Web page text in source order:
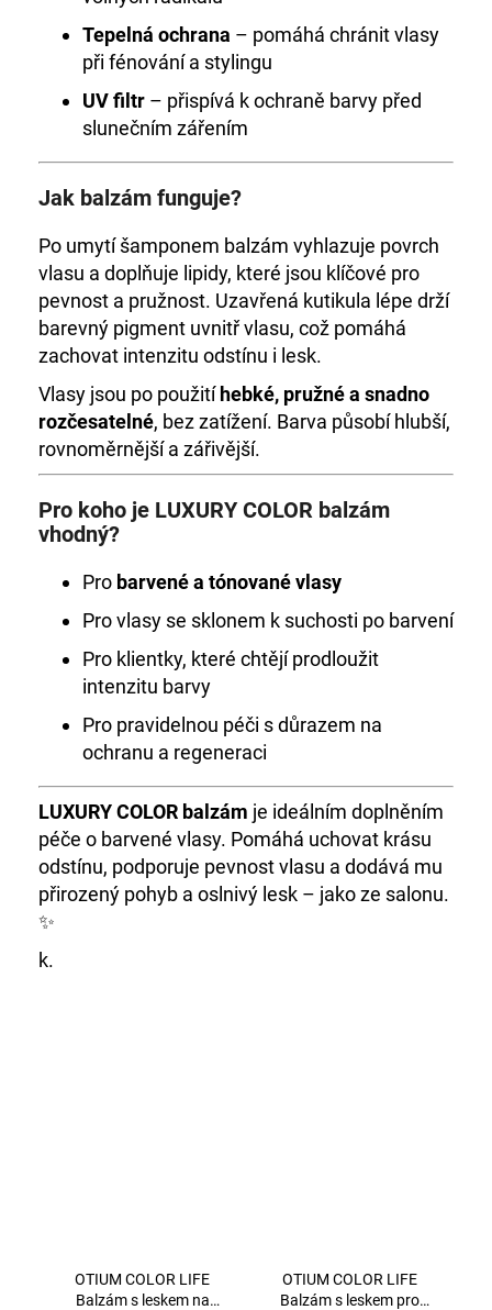
Tepelná ochrana – pomáhá chránit vlasy
při fénování a stylingu
UV filtr – přispívá k ochraně barvy před
slunečním zářením
Jak balzám funguje?
Po umytí šamponem balzám vyhlazuje povrch
vlasu a doplňuje lipidy, které jsou klíčové pro
pevnost a pružnost. Uzavřená kutikula lépe drží
barevný pigment uvnitř vlasu, což pomáhá
zachovat intenzitu odstínu i lesk.
Vlasy jsou po použití hebké, pružné a snadno
rozčesatelné, bez zatížení. Barva působí hlubší,
rovnoměrnější a zářivější.
Pro koho je LUXURY COLOR balzám
vhodný?
Pro barvené a tónované vlasy
Pro vlasy se sklonem k suchosti po barvení
Pro klientky, které chtějí prodloužit
intenzitu barvy
Pro pravidelnou péči s důrazem na
ochranu a regeneraci
LUXURY COLOR balzám je ideálním doplněním
péče o barvené vlasy. Pomáhá uchovat krásu
odstínu, podporuje pevnost vlasu a dodává mu
přirozený pohyb a oslnivý lesk – jako ze salonu.
✨
k.
OTIUM COLOR LIFE
Balzám s leskem na
OTIUM COLOR LIFE
Balzám s leskem pro